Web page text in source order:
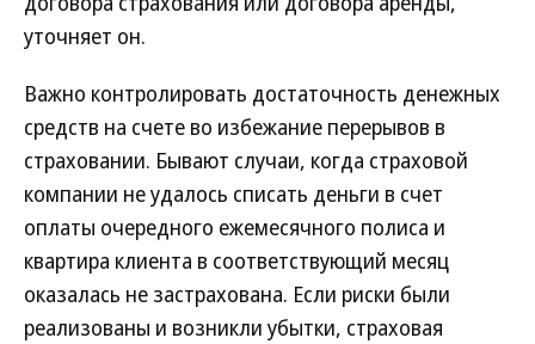
уточняет он.
Важно контролировать достаточность денежных
средств на счете во избежание перерывов в
страховании. Бывают случаи, когда страховой
компании не удалось списать деньги в счет
оплаты очередного ежемесячного полиса и
квартира клиента в соответствующий месяц
оказалась не застрахована. Если риски были
реализованы и возникли убытки, страховая